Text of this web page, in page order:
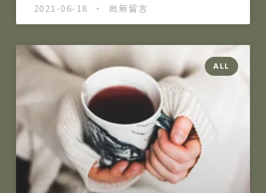
2021-06-18 尚無留言
ALL